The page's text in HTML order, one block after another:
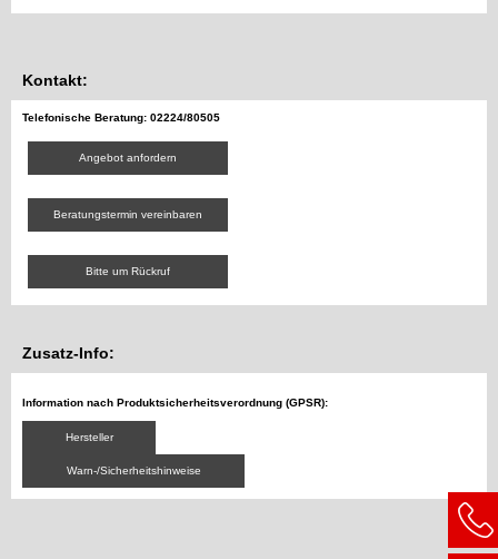
Kontakt:
Telefonische Beratung: 02224/80505
Angebot anfordern
Beratungstermin vereinbaren
Bitte um Rückruf
Zusatz-Info:
Information nach Produktsicherheitsverordnung (GPSR):
Hersteller
Warn-/Sicherheitshinweise